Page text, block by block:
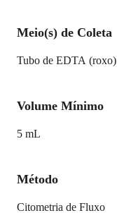
Meio(s) de Coleta
Tubo de EDTA (roxo)
Volume Mínimo
5 mL
Método
Citometria de Fluxo